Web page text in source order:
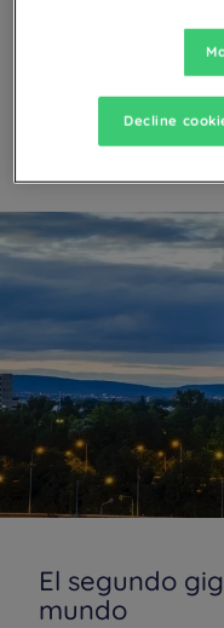
transporte y la
Capital, Jin Jiang
El segundo
mundo
Decline